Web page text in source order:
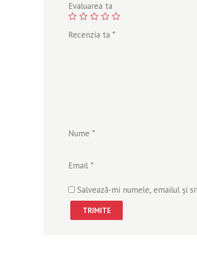
Evaluarea ta
Recenzia ta *
Nume *
Email *
Salvează-mi numele, emailul și